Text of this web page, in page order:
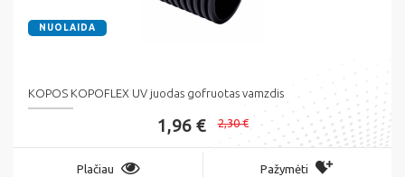
NUOLAIDA
KOPOS KOPOFLEX UV juodas gofruotas vamzdis
1,96 € 2,30 €
Plačiau Pažymėti